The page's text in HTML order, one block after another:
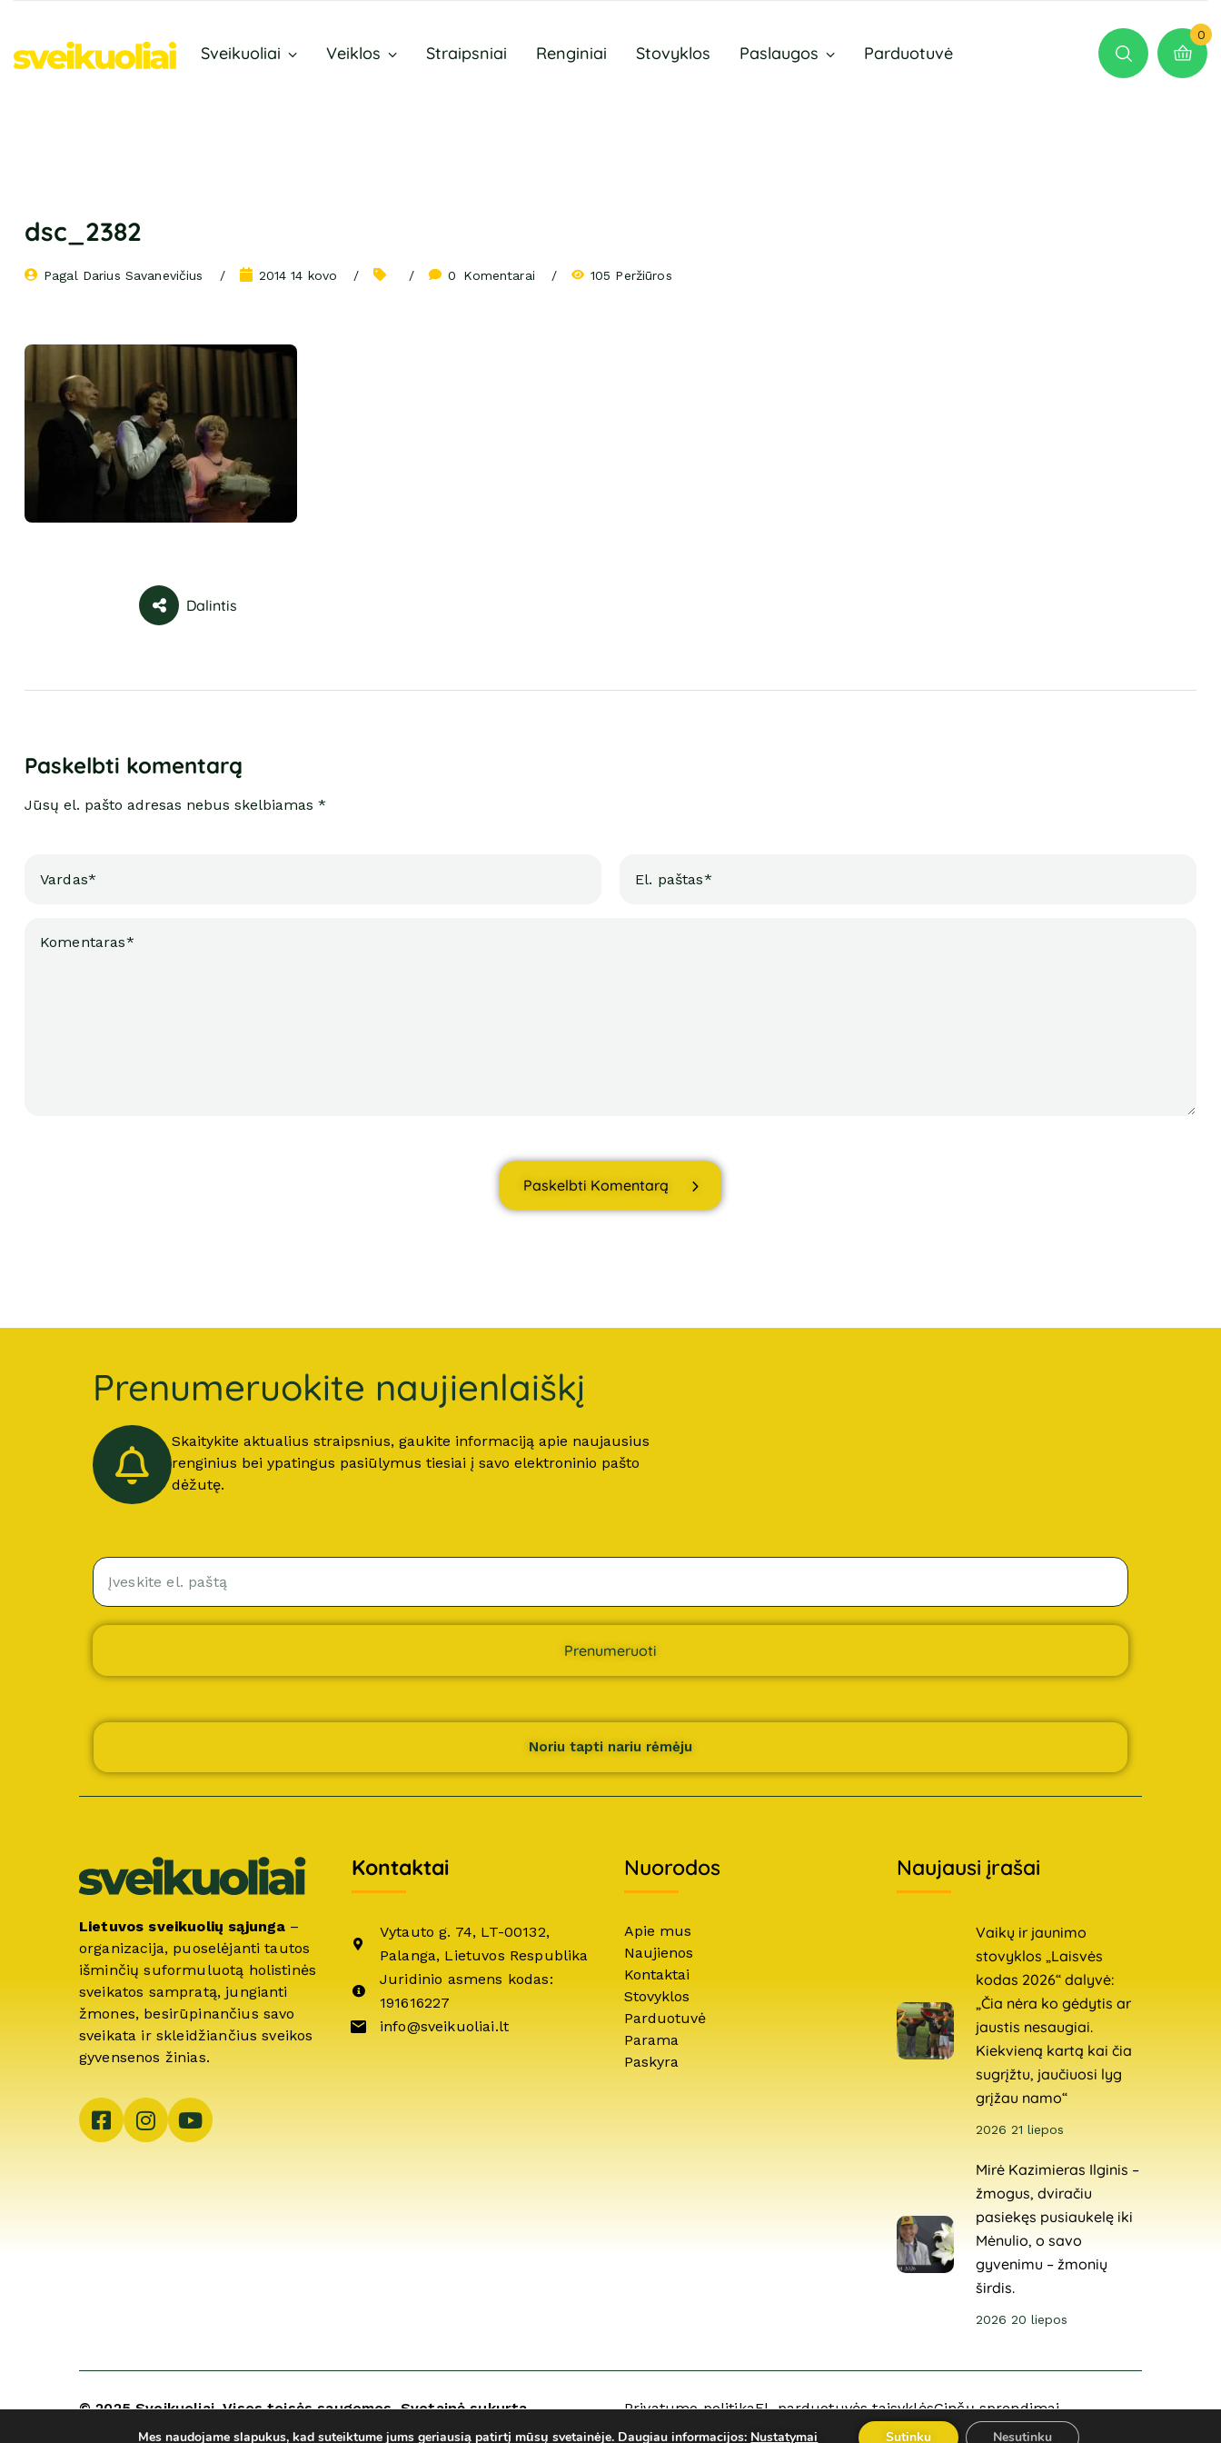
Sveikuoliai Veiklos Straipsniai Renginiai Stovyklos Paslaugos Parduotuvė
0
dsc_2382
Pagal Darius Savanevičius 2014 14 kovo 0 Komentarai 105 Peržiūros
Dalintis
Paskelbti komentarą
Jūsų el. pašto adresas nebus skelbiamas *
Paskelbti Komentarą
Prenumeruokite naujienlaiškį
Skaitykite aktualius straipsnius, gaukite informaciją apie naujausius
renginius bei ypatingus pasiūlymus tiesiai į savo elektroninio pašto
dėžutę.
Prenumeruoti
Noriu tapti nariu rėmėju
Lietuvos sveikuolių sąjunga –
organizacija, puoselėjanti tautos
išminčių suformuluotą holistinės
sveikatos sampratą, jungianti
žmones, besirūpinančius savo
sveikata ir skleidžiančius sveikos
gyvensenos žinias.
Kontaktai
Vytauto g. 74, LT-00132,
Palanga, Lietuvos Respublika
Juridinio asmens kodas:
191616227
info@sveikuoliai.lt
Nuorodos
Apie mus
Naujienos
Kontaktai
Stovyklos
Parduotuvė
Parama
Paskyra
Naujausi įrašai
Vaikų ir jaunimo
stovyklos „Laisvės
kodas 2026“ dalyvė:
„Čia nėra ko gėdytis ar
jaustis nesaugiai.
Kiekvieną kartą kai čia
sugrįžtu, jaučiuosi lyg
grįžau namo“
2026 21 liepos
Mirė Kazimieras Ilginis –
žmogus, dviračiu
pasiekęs pusiaukelę iki
Mėnulio, o savo
gyvenimu – žmonių
širdis.
2026 20 liepos
© 2025 Sveikuoliai. Visos teisės saugomos. Svetainė sukurta
ARCA4.lt
Privatumo politikaEl. parduotuvės taisyklėsGinčų sprendimai
Mes naudojame slapukus, kad suteiktume jums geriausią patirtį mūsų svetainėje. Daugiau informacijos: Nustatymai Sutinku Nesutinku